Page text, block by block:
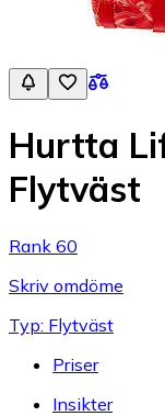
Hurtta
Flytväst
Rank 60
Skriv omdöme
Typ: Flytväst
Priser
Insikter